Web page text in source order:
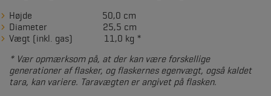
Højde 50,0 cm
Diameter 25,5 cm
Vægt (inkl. gas) 11,0 kg *
* Vær opmærksom på, at der kan være forskellige
generationer af flasker, og flaskernes egenvægt, også kaldet
tara, kan variere. Taravægten er angivet på flasken.